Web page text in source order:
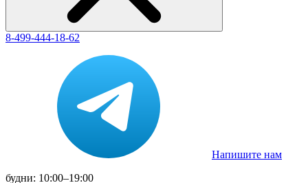
8-499-444-18-62
Напишите нам
будни: 10:00–19:00